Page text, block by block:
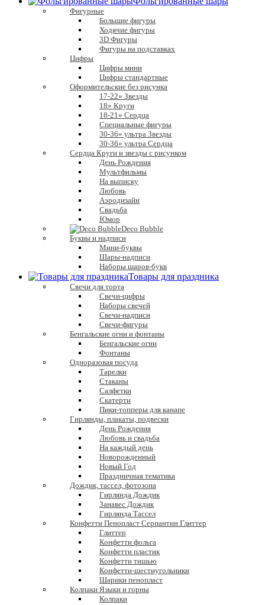
Фигурные
Большие фигуры
Ходячие фигуры
3D Фигуры
Фигуры на подставках
Цифры
Цифры мини
Цифры стандартные
Оформительские без рисунка
17-22» Звезды
18» Круги
18-21» Сердца
Специальные фигуры
30-36» ультра Звезды
30-36» ультра Сердца
Сердца Круги и звезды с рисунком
День Рождения
Мультфильмы
На выписку
Любовь
Аэродизайн
Свадьба
Юмор
Deco Bubble
Буквы и надписи
Мини-буквы
Шары-надписи
Наборы шаров-букв
Товары для праздника
Свечи для торта
Свечи-цифры
Наборы свечей
Свечи-надписи
Свечи-фигуры
Бенгальские огни и фонтаны
Бенгальские огни
Фонтаны
Одноразовая посуда
Тарелки
Стаканы
Салфетки
Скатерти
Пики-топперы для канапе
Гирлянды, плакаты, подвески
День Рождения
Любовь и свадьба
На каждый день
Новорожденный
Новый Год
Праздничная тематика
Дождик, тассел, фотозона
Гирлянда Дождик
Занавес Дождик
Гирлянда Тассел
Конфетти Пенопласт Серпантин Глиттер
Глиттер
Конфетти фольга
Конфетти пластик
Конфетти тишью
Конфетти-шестиугольники
Шарики пенопласт
Колпаки Языки и горны
Колпаки